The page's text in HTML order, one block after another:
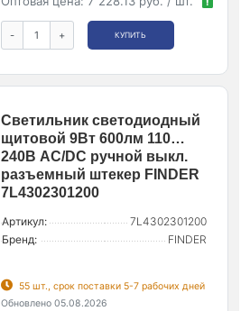
- + КУПИТЬ
Светильник светодиодный
щитовой 9Вт 600лм 110…
240В AC/DC ручной выкл.
разъемный штекер FINDER
7L4302301200
Артикул:
7L4302301200
Бренд:
FINDER
55 шт., срок поставки 5-7 рабочих дней
Обновлено 05.08.2026